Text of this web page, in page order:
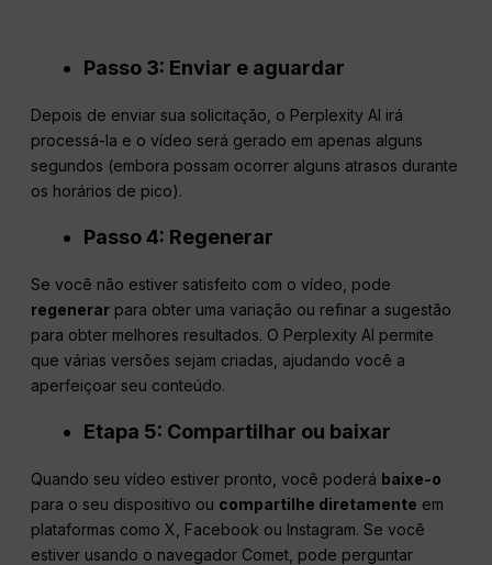
Passo 3: Enviar e aguardar
Depois de enviar sua solicitação, o Perplexity AI irá
processá-la e o vídeo será gerado em apenas alguns
segundos (embora possam ocorrer alguns atrasos durante
os horários de pico).
Passo 4: Regenerar
Se você não estiver satisfeito com o vídeo, pode
regenerar para obter uma variação ou refinar a sugestão
para obter melhores resultados. O Perplexity AI permite
que várias versões sejam criadas, ajudando você a
aperfeiçoar seu conteúdo.
Etapa 5: Compartilhar ou baixar
Quando seu vídeo estiver pronto, você poderá baixe-o
para o seu dispositivo ou compartilhe diretamente em
plataformas como X, Facebook ou Instagram. Se você
estiver usando o navegador Comet, pode perguntar